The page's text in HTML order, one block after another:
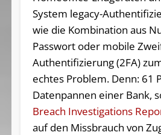
System legacy-
wie die Kombination aus
Passwort oder mobile
Authentifizierung (2FA)
echtes Problem. Denn: 61
Datenpannen einer Bank,
Breach Investigations
auf den Missbrauch von